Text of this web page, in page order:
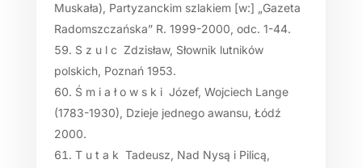
Muskała), Partyzanckim szlakiem [w:] „Gazeta
Radomszczańska” R. 1999-2000, odc. 1-44.
S z u l c Zdzisław, Słownik lutników
polskich, Poznań 1953.
Ś m i a ł o w s k i Józef, Wojciech Lange
(1783-1930), Dzieje jednego awansu, Łódź
2000.
T u t a k Tadeusz, Nad Nysą i Pilicą,